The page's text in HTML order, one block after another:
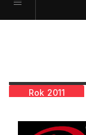
Rok 2011